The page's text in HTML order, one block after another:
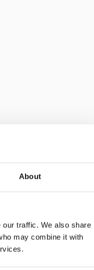
About
traffic. We also share
may combine it with